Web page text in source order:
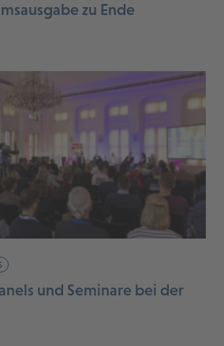
zu Ende
und Seminare bei der